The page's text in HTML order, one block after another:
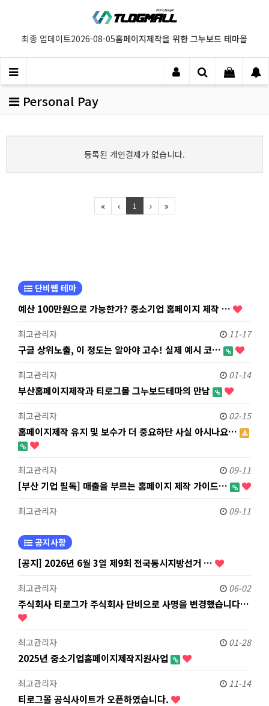
최종 업데이트2026-08-05홈페이지제작을 위한 그누보드 테마몰
Personal Pay
등록된 개인결제가 없습니다.
1
단비웹 테마
예산 100만원으로 가능한가? 중소기업 홈페이지 제작 …
최고관리자 11-17
구글 상위노출, 이 정도는 알아야 고수! 실제 예시 코…
최고관리자 01-14
부산홈페이지제작과 티로그몰 그누보드테마의 만남
최고관리자 02-15
홈페이지제작 유지 및 보수가 더 중요하단 사실 아시나요…
최고관리자 09-11
[부산 기업 필독] 매출을 부르는 홈페이지 제작 가이드…
최고관리자 09-11
공지사항
[공지] 2026년 6월 3일 제9회 전국동시지방선거 …
최고관리자 06-02
주식회사 티로그가 주식회사 단비으로 사명을 변경했습니다…
최고관리자 01-28
2025년 중소기업홈페이지제작지원사업
최고관리자 11-14
티로그몰 공식사이트가 오픈하였습니다.